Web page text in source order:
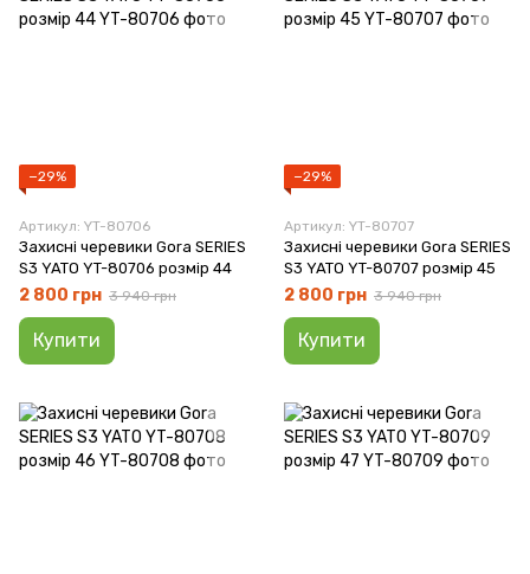
−29%
Артикул: YT-80706
Захисні черевики Gora SERIES
S3 YATO YT-80706 розмір 44
2 800 грн 3 940 грн
Купити
−29%
Артикул: YT-80707
Захисні черевики Gora SERIES
S3 YATO YT-80707 розмір 45
2 800 грн 3 940 грн
Купити